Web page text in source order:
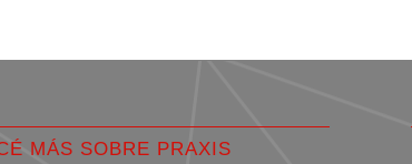
MÁS SOBRE PRAXIS